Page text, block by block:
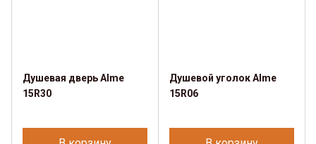
Душевая дверь Alme
15R30
Душевой уголок Alme
15R06